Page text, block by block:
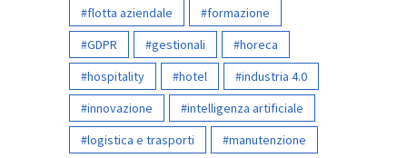
flotta aziendale
formazione
GDPR
gestionali
horeca
hospitality
hotel
industria 4.0
innovazione
intelligenza artificiale
logistica e trasporti
manutenzione